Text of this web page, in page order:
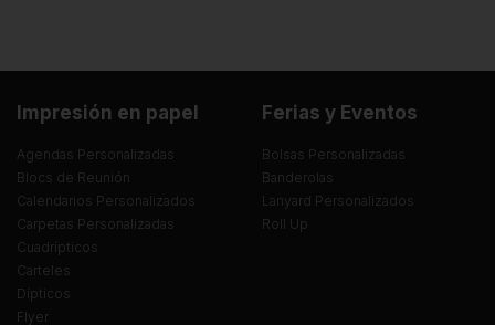
Impresión en papel
Agendas Personalizadas
Blocs de Reunión
Calendarios Personalizados
Carpetas Personalizadas
Cuadrípticos
Carteles
Dípticos
Flyer
Ferias y Eventos
Bolsas Personalizadas
Banderolas
Lanyard Personalizados
Roll Up